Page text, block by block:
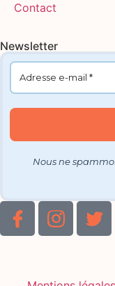
Contact
Newsletter
Nous ne